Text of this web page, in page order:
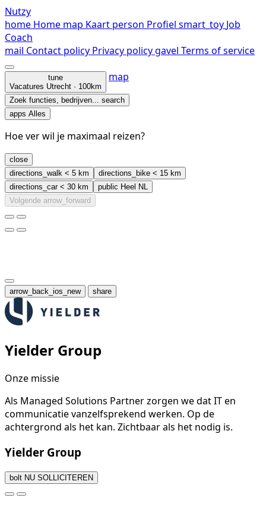
Nutzy
home Home map Kaart person Profiel smart_toy Job
Coach
mail Contact policy Privacy policygavel Terms of service
tune
Vacatures Utrecht · 100km
map
Zoek functies, bedrijven... search
apps Alles
Hoe ver wil je maximaal reizen?
close
directions_walk < 5 km directions_bike < 15 km
directions_car< 30 km public Heel NL
Volgende arrow_forward
arrow_back_ios_new share
Yielder Group
Onze missie
Als Managed Solutions Partner zorgen we dat IT en
communicatie vanzelfsprekend werken. Op de
achtergrond als het kan. Zichtbaar als het nodig is.
Yielder Group
bolt NU SOLLICITEREN